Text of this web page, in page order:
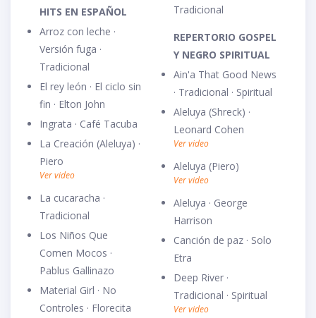
HITS EN ESPAÑOL
Arroz con leche ·
Versión fuga ·
Tradicional
El rey león · El ciclo sin
fin · Elton John
Ingrata · Café Tacuba
La Creación (Aleluya) ·
Piero
Ver video
La cucaracha ·
Tradicional
Los Niños Que
Comen Mocos ·
Pablus Gallinazo
Material Girl · No
Controles · Florecita
Tradicional
REPERTORIO GOSPEL
Y NEGRO SPIRITUAL
Ain'a That Good News
· Tradicional · Spiritual
Aleluya (Shreck) ·
Leonard Cohen
Ver video
Aleluya (Piero)
Ver video
Aleluya · George
Harrison
Canción de paz · Solo
Etra
Deep River ·
Tradicional · Spiritual
Ver video